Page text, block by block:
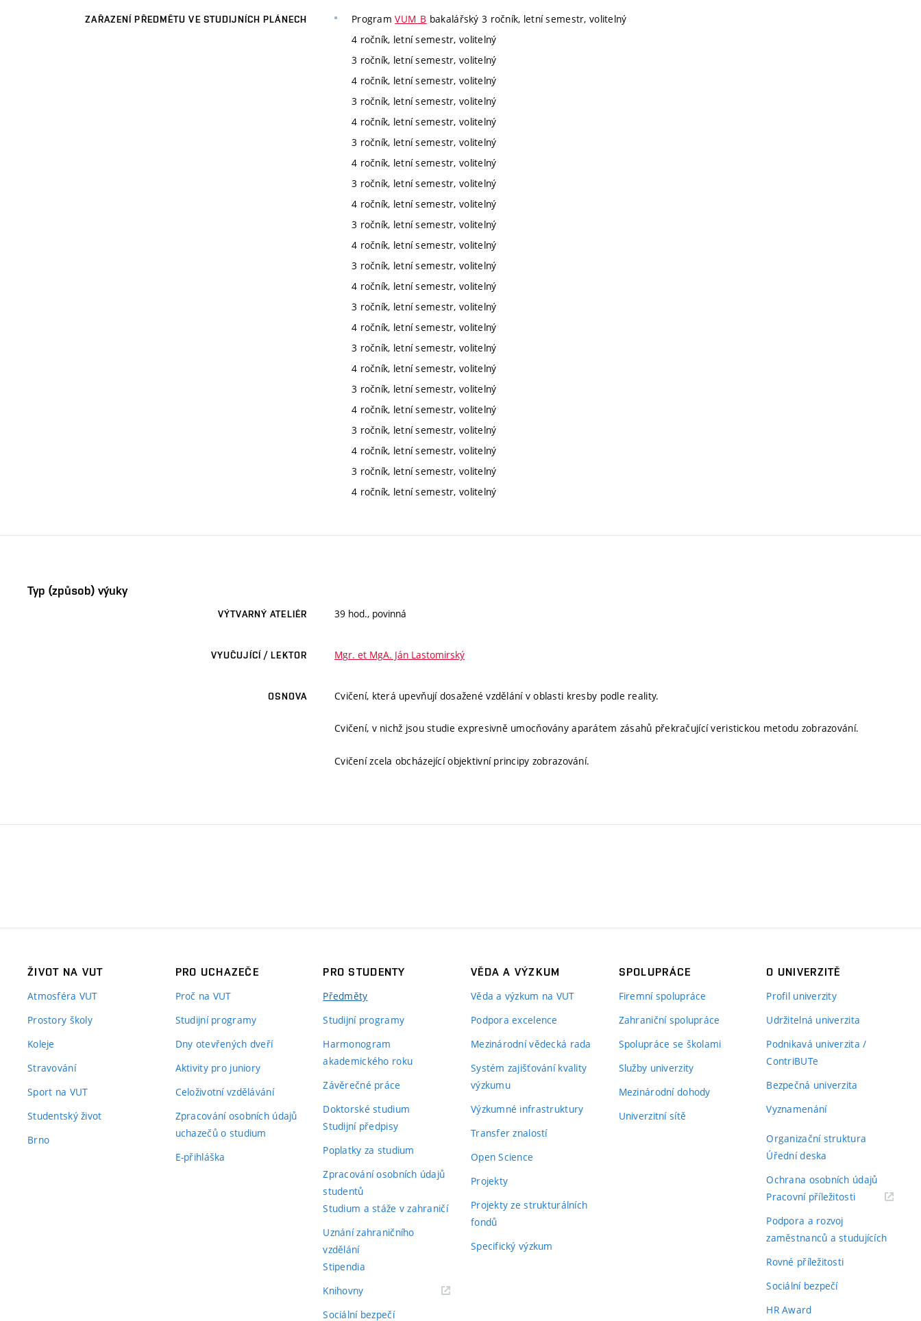
ZAŘAZENÍ PŘEDMĚTU VE STUDIJNÍCH PLÁNECH ProgramVUM_B bakalářský 3 ročník, letní semestr, volitelný
4 ročník, letní semestr, volitelný
3 ročník, letní semestr, volitelný
4 ročník, letní semestr, volitelný
3 ročník, letní semestr, volitelný
4 ročník, letní semestr, volitelný
3 ročník, letní semestr, volitelný
4 ročník, letní semestr, volitelný
3 ročník, letní semestr, volitelný
4 ročník, letní semestr, volitelný
3 ročník, letní semestr, volitelný
4 ročník, letní semestr, volitelný
3 ročník, letní semestr, volitelný
4 ročník, letní semestr, volitelný
3 ročník, letní semestr, volitelný
4 ročník, letní semestr, volitelný
3 ročník, letní semestr, volitelný
4 ročník, letní semestr, volitelný
3 ročník, letní semestr, volitelný
4 ročník, letní semestr, volitelný
3 ročník, letní semestr, volitelný
4 ročník, letní semestr, volitelný
3 ročník, letní semestr, volitelný
4 ročník, letní semestr, volitelný
Typ (způsob) výuky
VÝTVARNÝ ATELIÉR 39 hod., povinná
VYUČUJÍCÍ / LEKTOR Mgr. et MgA. Ján Lastomirský
OSNOVA Cvičení, která upevňují dosažené vzdělání v oblasti kresby podle reality.
Cvičení, v nichž jsou studie expresivně umocňovány aparátem zásahů překračující veristickou metodu zobrazování.
Cvičení zcela obcházející objektivní principy zobrazování.
ŽIVOT NA VUT
Atmosféra VUT
Prostory školy
Koleje
Stravování
Sport na VUT
Studentský život
Brno
PRO UCHAZEČE
Proč na VUT
Studijní programy
Dny otevřených dveří
Aktivity pro juniory
Celoživotní vzdělávání
Zpracování osobních údajů
uchazečů o studium
E-přihláška
PRO STUDENTY
Předměty
Studijní programy
Harmonogram
akademického roku
Závěrečné práce
Doktorské studium
Studijní předpisy
Poplatky za studium
Zpracování osobních údajů
studentů
Studium a stáže v zahraničí
Uznání zahraničního
vzdělání
Stipendia
Knihovny(externí
Sociální bezpečí
VĚDA A VÝZKUM
Věda a výzkum na VUT
Podpora excelence
Mezinárodní vědecká rada
Systém zajišťování kvality
výzkumu
Výzkumné infrastruktury
Transfer znalostí
Open Science
Projekty
Projekty ze strukturálních
fondů
Specifický výzkum
SPOLUPRÁCE
Firemní spolupráce
Zahraniční spolupráce
Spolupráce se školami
Služby univerzity
Mezinárodní dohody
Univerzitní sítě
O UNIVERZITĚ
Profil univerzity
Udržitelná univerzita
Podnikavá univerzita /
ContriBUTe
Bezpečná univerzita
Vyznamenání
Organizační struktura
Úřední deska
Ochrana osobních údajů
Pracovní příležitosti(externí
Podpora a rozvoj
zaměstnanců a studujících
Rovné příležitosti
Sociální bezpečí
HR Award